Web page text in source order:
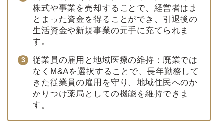
株式や事業を売却することで、経営者はま
とまった資金を得ることができ、引退後の
生活資金や新規事業の元手に充てられま
す。
従業員の雇用と地域医療の維持：廃業では
なくM&Aを選択することで、長年勤務して
きた従業員の雇用を守り、地域住民へのか
かりつけ薬局としての機能を維持できま
す。